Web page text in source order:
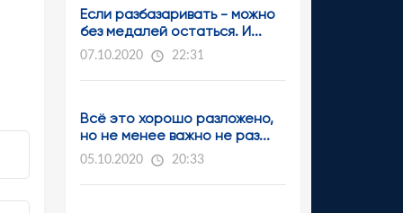
Если разбазаривать - можно
без медалей остаться. И...
07.10.2020 22:31
Всё это хорошо разложено,
но не менее важно не раз...
05.10.2020 20:33